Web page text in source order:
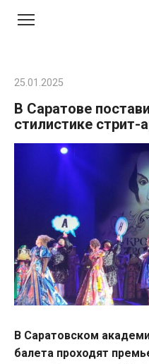
25.01.2025
В Саратове
стилистике стрит-
В Саратовском
балета проходят